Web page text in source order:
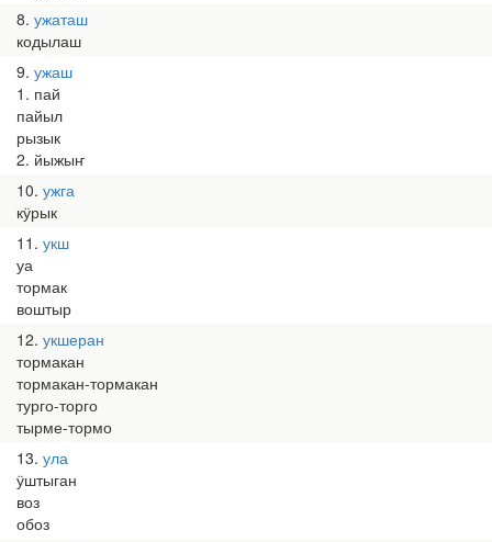
8 ужаташ
кодылаш
9 ужаш
1. пай
пайыл
рызык
2. йыжыҥ
10 ужга
кӱрык
11 укш
уа
тормак
воштыр
12 укшеран
тормакан
тормакан-тормакан
турго-торго
тырме-тормо
13 ула
ӱштыган
воз
обоз